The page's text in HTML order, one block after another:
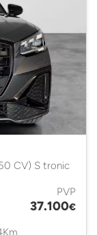
CV) S tronic
PVP
37.100€